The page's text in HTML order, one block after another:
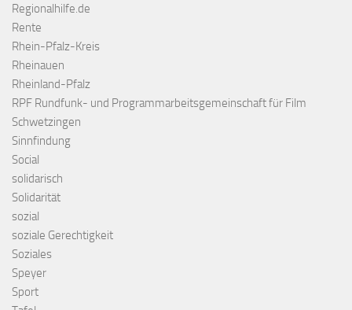
Regionalhilfe.de
Rente
Rhein-Pfalz-Kreis
Rheinauen
Rheinland-Pfalz
RPF Rundfunk- und Programmarbeitsgemeinschaft für Film
Schwetzingen
Sinnfindung
Social
solidarisch
Solidarität
sozial
soziale Gerechtigkeit
Soziales
Speyer
Sport